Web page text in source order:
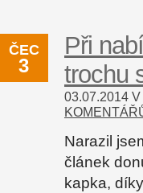
ČEC
3
Při
trochu
03.07.2014 V
Narazil
článek
kapka,